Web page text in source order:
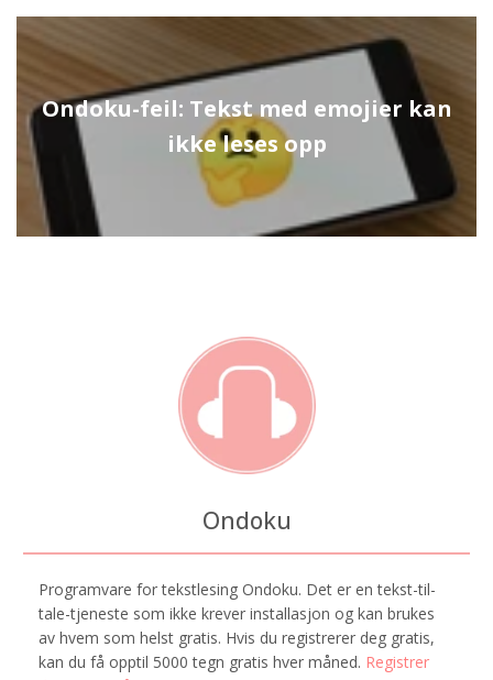
Ondoku-feil: Tekst med emojier kan
ikke leses opp
Ondoku
Programvare for tekstlesing Ondoku. Det er en tekst-til-
tale-tjeneste som ikke krever installasjon og kan brukes
av hvem som helst gratis. Hvis du registrerer deg gratis,
kan du få opptil 5000 tegn gratis hver måned. Registrer